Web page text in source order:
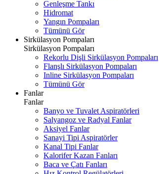
Genleşme Tankı
Hidromat
Yangın Pompaları
Tümünü Gör
Sirkülasyon Pompaları
Sirkülasyon Pompaları
Rekorlu Dişli Sirkülasyon Pompaları
Flanşlı Sirkülasyon Pompaları
Inline Sirkülasyon Pompaları
Tümünü Gör
Fanlar
Fanlar
Banyo ve Tuvalet Aspiratörleri
Salyangoz ve Radyal Fanlar
Aksiyel Fanlar
Sanayi Tipi Aspiratörler
Kanal Tipi Fanlar
Kalorifer Kazan Fanları
Baca ve Çatı Fanları